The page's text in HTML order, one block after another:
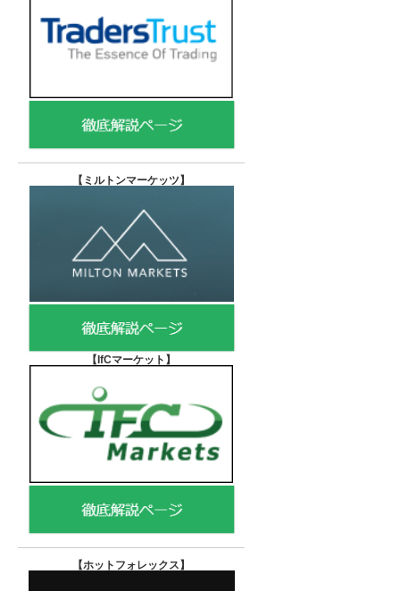
【 ミルトンマーケッツ】
【IfCマーケット 】
【ホットフォレックス】